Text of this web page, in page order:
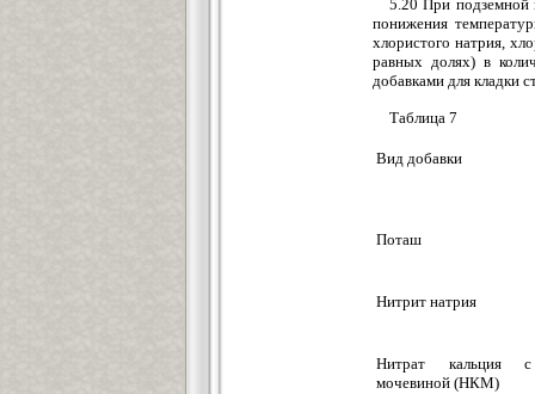
5.20 При подземной
понижения
хлористого натрия,
равных долях) в
добавками для кладки
Таблица 7
Вид добавки
Поташ
Нитрит натрия
Нитрат кальция с
мочевиной (НКМ)